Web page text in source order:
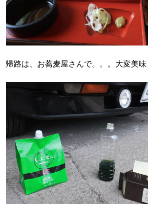
帰路は、お蕎麦屋さんで。。。大変美味